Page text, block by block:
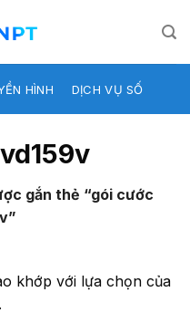
HÌNH DỊCH VỤ SỐ
gắn thẻ “gói cước
khớp với lựa chọn của